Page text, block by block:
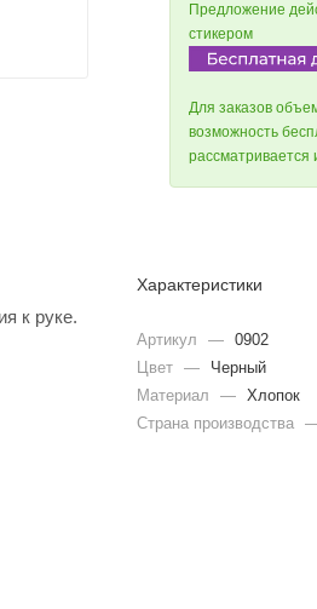
к руке.
Предложение
стикером
Для заказов
возможность
рассматривается
Характеристики
Артикул — 0902
Цвет —
Черный
Материал
— Хлопок
Страна производства